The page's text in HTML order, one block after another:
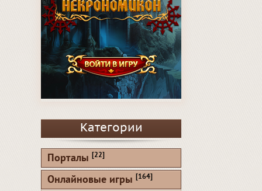
Категории
Порталы [22]
Онлайновые игры [164]